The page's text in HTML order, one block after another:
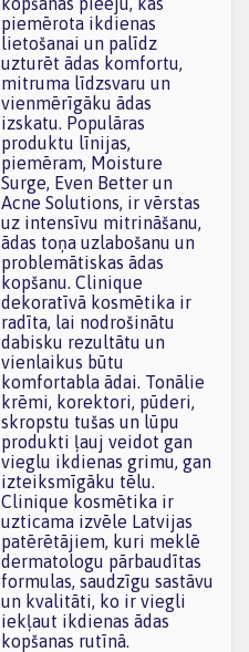
piemērota ikdienas
lietošanai un palīdz
uzturēt ādas komfortu,
mitruma līdzsvaru un
vienmērīgāku ādas
izskatu. Populāras
produktu līnijas,
piemēram, Moisture
Surge, Even Better un
Acne Solutions, ir vērstas
uz intensīvu mitrināšanu,
ādas toņa uzlabošanu un
problemātiskas ādas
kopšanu. Clinique
dekoratīvā kosmētika ir
radīta, lai nodrošinātu
dabisku rezultātu un
vienlaikus būtu
komfortabla ādai. Tonālie
krēmi, korektori, pūderi,
skropstu tušas un lūpu
produkti ļauj veidot gan
vieglu ikdienas grimu, gan
izteiksmīgāku tēlu.
Clinique kosmētika ir
uzticama izvēle Latvijas
patērētājiem, kuri meklē
dermatologu pārbaudītas
formulas, saudzīgu sastāvu
un kvalitāti, ko ir viegli
iekļaut ikdienas ādas
kopšanas rutīnā.